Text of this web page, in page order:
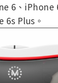
6、iPhone
6s Plus。